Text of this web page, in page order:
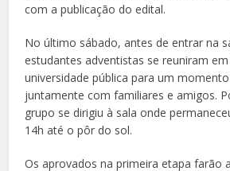
com a publicação do edital.
No último sábado, antes de entrar na
estudantes adventistas se reuniram
universidade pública para um
juntamente com familiares e amigos.
grupo se dirigiu à sala onde
14h até o pôr do sol.
Os aprovados na primeira etapa farão